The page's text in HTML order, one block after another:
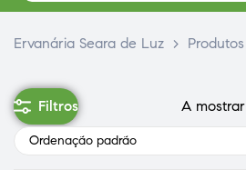
Ervanária Seara de Luz > Produtos
Filtros A
Ordenação padrão